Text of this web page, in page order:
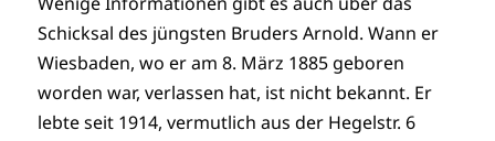
Schicksal des jüngsten Bruders Arnold. Wann er
Wiesbaden, wo er am 8. März 1885 geboren
worden war, verlassen hat, ist nicht bekannt. Er
lebte seit 1914, vermutlich aus der Hegelstr. 6